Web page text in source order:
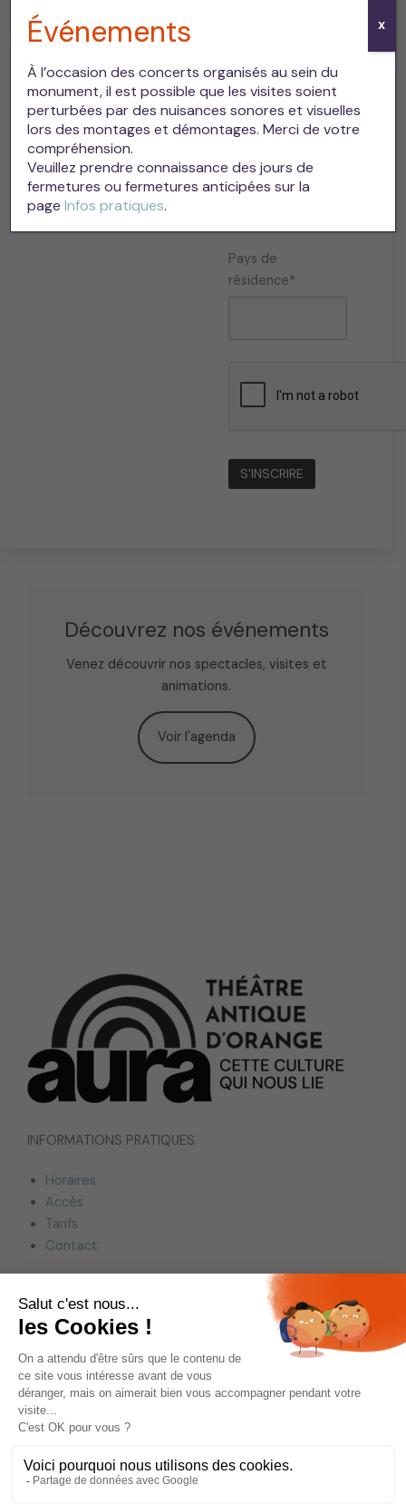
RÉSERVER EN LIGNE
Département de
résidence
Pays de
résidence*
Découvrez nos événements
Venez découvrir nos spectacles, visites et
animations.
Voir l'agenda
INFORMATIONS PRATIQUES
Horaires
Accès
Tarifs
Contact
Vous êtes :
Professionnel du tourisme & groupe
Enseignant & scolaire
Entreprise & CSE
Famille
Événements
À l’occasion des concerts organisés au sein du
monument, il est possible que les visites soient
perturbées par des nuisances sonores et visuelles
lors des montages et démontages. Merci de votre
compréhension.
Veuillez prendre connaissance des jours de
fermetures ou fermetures anticipées sur la
pageInfos pratiques.
X